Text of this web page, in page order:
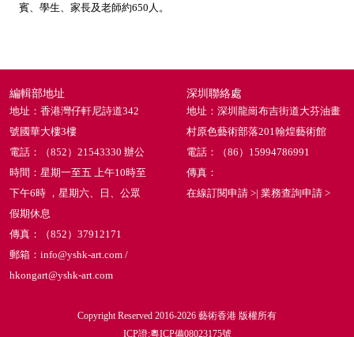
賓、學生、家長及老師約650人。
編輯部地址
地址：香港灣仔軒尼詩道342
號國華大樓3樓
電話：（852）21543330 辦公
時間：星期一至五 上午10時至
下午6時 ，星期六、日、公眾
假期休息
傳真：（852）37912171
郵箱：info@yshk-art.com /
hkongart@yshk-art.com
深圳聯絡處
地址：深圳龍崗布吉街道大芬油畫
村原色藝術部落201翰煌藝術館
電話：（86）15994786991
傳真：
在線訂閱申請 >| 業務查詢申請 >
Copyright Reserved 2016-2026 藝術香港 版權所有
ICP證:粵ICP備08023175號